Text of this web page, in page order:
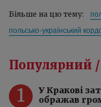
Більше на цю тему:
польсько-український
Популярний /
1
У Кракові
ображав